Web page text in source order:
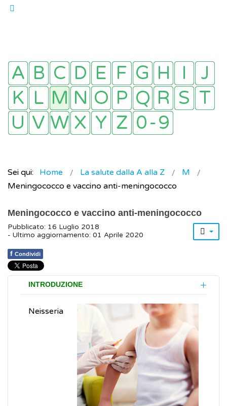
Sei qui: Home La salute dalla A alla Z
M
Meningococco e vaccino anti-meningococco
Meningococco e vaccino anti-meningococco
Pubblicato: 16 Luglio 2018
- Ultimo aggiornamento: 01 Aprile 2020
f Condividi
INTRODUZIONE
Neisseria